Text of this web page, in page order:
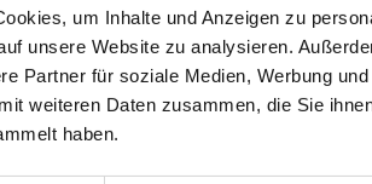
um Inhalte und Anzeigen zu
unsere Website zu analysieren.
Partner für soziale Medien, Werbung
weiteren Daten zusammen, die Sie
haben.
Einheit dabei und
dass ich eine Yoga
nur für mich zuhause
Du hast alles echt